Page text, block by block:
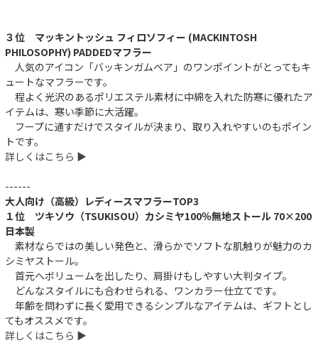
３位 マッキントッシュ フィロソフィー (MACKINTOSH
PHILOSOPHY) PADDEDマフラー
人気のアイコン「バッキンガムベア」のワンポイントがとってもキ
ュートなマフラーです。
程よく光沢のあるポリエステル素材に中綿を入れた防寒に優れたア
イテムは、寒い季節に大活躍。
フープに通すだけでスタイルが決まり、取り入れやすいのもポイン
トです。
詳しくはこちら ▶︎
------
大人向け（高級）レディースマフラーTOP3
１位 ツキソウ（TSUKISOU）カシミヤ100％無地ストール 70×200
日本製
素材ならではの美しい発色と、滑らかでソフトな肌触りが魅力のカ
シミヤストール。
首元へボリュームを出したり、肩掛けもしやすい大判タイプ。
どんなスタイルにも合わせられる、ワンカラー仕立てです。
年齢を問わずに長く愛用できるシンプルなアイテムは、ギフトとし
てもオススメです。
詳しくはこちら ▶︎